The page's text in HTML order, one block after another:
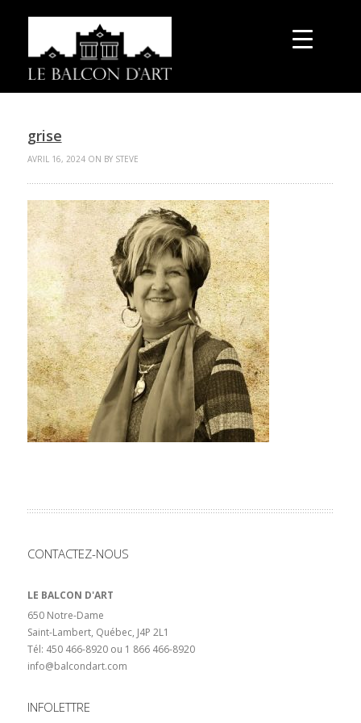
grise
AVRIL 16, 2024 ON BY STEVE
CONTACTEZ-NOUS
LE BALCON D'ART
650 Notre-Dame
Saint-Lambert, Québec, J4P 2L1
Tél: 450 466-8920 ou 1 866 466-8920
info@balcondart.com
INFOLETTRE